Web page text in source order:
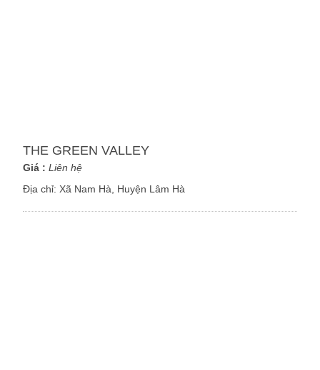
THE GREEN VALLEY
Giá : Liên hệ
Địa chỉ:Xã Nam Hà, Huyện Lâm Hà